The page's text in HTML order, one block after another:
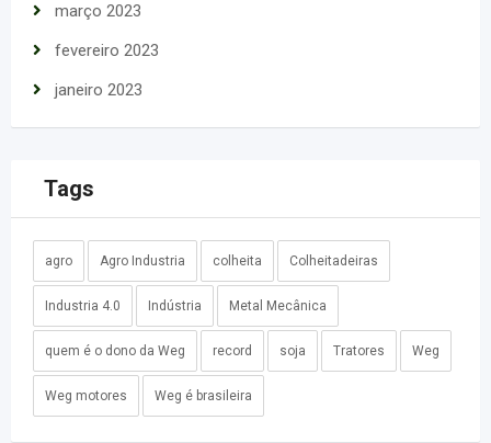
março 2023
fevereiro 2023
janeiro 2023
Tags
agro Agro Industria colheita Colheitadeiras
Industria 4.0 Indústria Metal Mecânica
quem é o dono da Weg record soja Tratores Weg
Weg motores Weg é brasileira